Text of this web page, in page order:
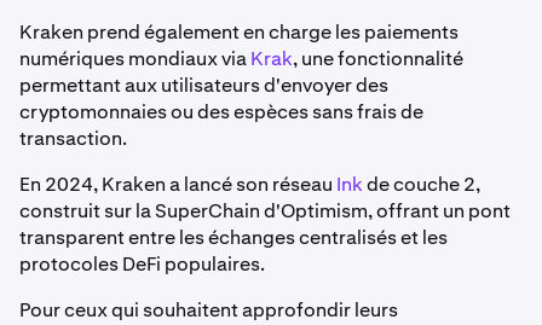
Kraken prend également en charge les paiements
numériques mondiaux viaKrak, une fonctionnalité
permettant aux utilisateurs d'envoyer des
cryptomonnaies ou des espèces sans frais de
transaction.
En 2024, Kraken a lancé son réseau Inkde couche 2,
construit sur la SuperChain d'Optimism, offrant un pont
transparent entre les échanges centralisés et les
protocoles DeFi populaires.
Pour ceux qui souhaitent approfondir leurs